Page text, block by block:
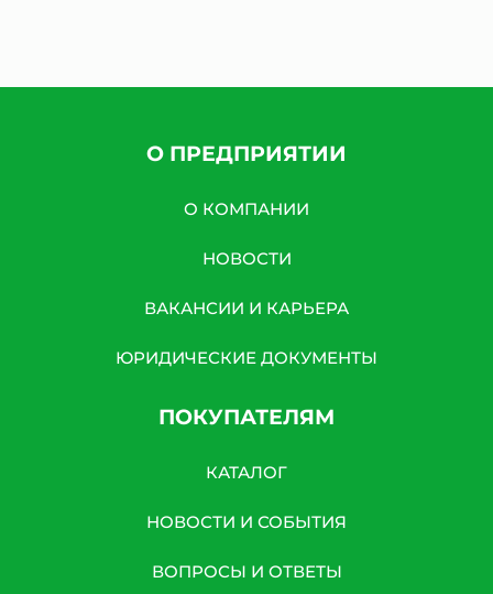
О ПРЕДПРИЯТИИ
О КОМПАНИИ
НОВОСТИ
ВАКАНСИИ И КАРЬЕРА
ЮРИДИЧЕСКИЕ ДОКУМЕНТЫ
ПОКУПАТЕЛЯМ
КАТАЛОГ
НОВОСТИ И СОБЫТИЯ
ВОПРОСЫ И ОТВЕТЫ